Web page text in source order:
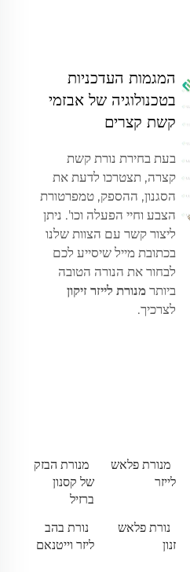
המגמות העדכניות
בטכנולוגיה של אבזמי
קשת קצרים
בעת בחירת נורת קשת
קצרה, תצטרכו לדעת את
הסגנון, ההספק, טמפרטורת
הצבע וחיי הפעלה וכו'. ניתן
ליצור קשר עם הצוות שלנו
בכתובת מייל שיסייע לכם
לבחור את הנורה הטובה
ביותר מנורת לייזר זיקון
לצרכיך.
מנורת פלאש
לייזר
מנורת הבזק
של קסנון
ברזיל
נורת פלאש
זנון
נורת בהב
ליזר וייטנאם